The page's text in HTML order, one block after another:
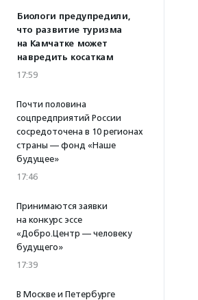
Биологи предупредили,
что развитие туризма
на Камчатке может
навредить косаткам
17:59
Почти половина
соцпредприятий России
сосредоточена в 10 регионах
страны — фонд «Наше
будущее»
17:46
Принимаются заявки
на конкурс эссе
«Добро.Центр — человеку
будущего»
17:39
В Москве и Петербурге